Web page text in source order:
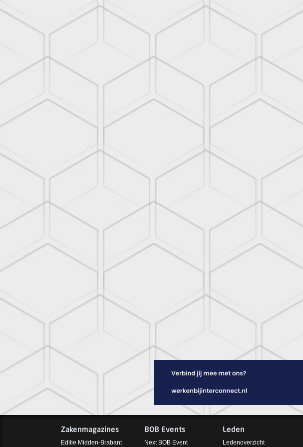
Zakenmagazines
Editie Midden-Brabant
BOB Events
Next BOB Event
Leden
Ledenoverzicht